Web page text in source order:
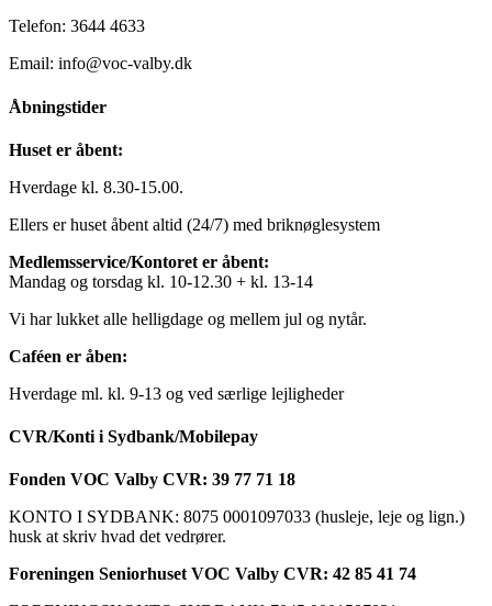
Telefon: 3644 4633
Email: info@voc-valby.dk
Åbningstider
Huset er åbent:
Hverdage kl. 8.30-15.00.
Ellers er huset åbent altid (24/7) med briknøglesystem
Medlemsservice/Kontoret er åbent:
Mandag og torsdag kl. 10-12.30 + kl. 13-14
Vi har lukket alle helligdage og mellem jul og nytår.
Caféen er åben:
Hverdage ml. kl. 9-13 og ved særlige lejligheder
CVR/Konti i Sydbank/Mobilepay
Fonden VOC Valby CVR: 39 77 71 18
KONTO I SYDBANK: 8075 0001097033 (husleje, leje og lign.)
husk at skriv hvad det vedrører.
Foreningen Seniorhuset VOC Valby CVR: 42 85 41 74